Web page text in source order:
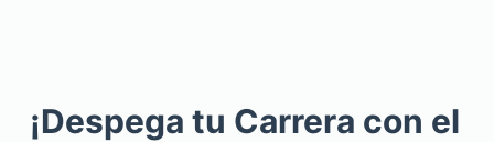
¡Despega tu Carrera con el